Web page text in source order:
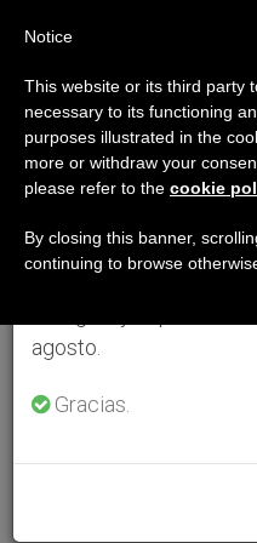
Aviso
Del 27 de julio al 7
anual, aprovechando
se generan menos
agosto.
Gracias.
Notice
This website or its third party
necessary to its functioning
purposes illustrated in the
more or withdraw your
please refer to the cookie
By closing this banner,
continuing to browse